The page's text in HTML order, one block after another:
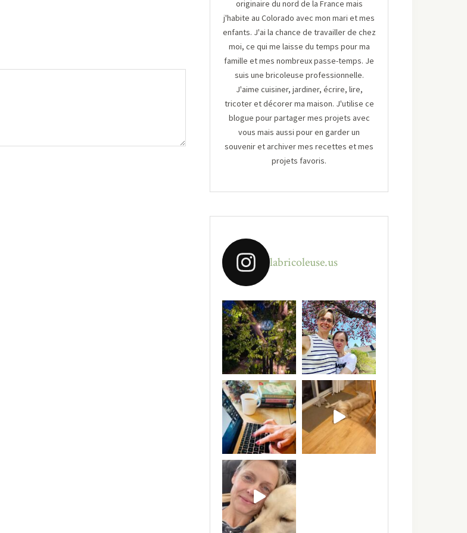
originaire du nord de la France mais
j'habite au Colorado avec mon mari et mes
enfants. J'ai la chance de travailler de chez
moi, ce qui me laisse du temps pour ma
famille et mes nombreux passe-temps. Je
suis une bricoleuse professionnelle.
J'aime cuisiner, jardiner, écrire, lire,
tricoter et décorer ma maison. J'utilise ce
blogue pour partager mes projets avec
vous mais aussi pour en garder un
souvenir et archiver mes recettes et mes
projets favoris.
labricoleuse.us